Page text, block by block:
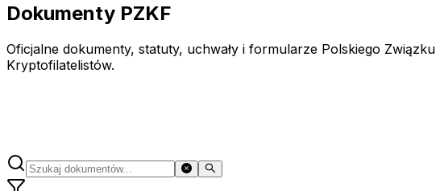
Dokumenty PZKF
Oficjalne dokumenty, statuty, uchwały i formularze Polskiego Związku
Kryptofilatelistów.